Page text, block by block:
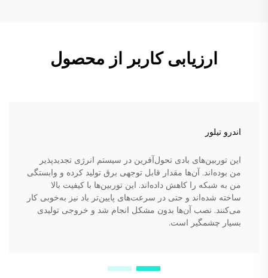
ارزیابی کاربر از محصول
اندرو تیلور
این توربین‌های بادی تحول‌آفرین در سیستم انرژی تجدیدپذیر
من بوده‌اند. آن‌ها مقدار قابل توجهی برق تولید کرده و وابستگی
من به شبکه را کاهش داده‌اند. این توربین‌ها با کیفیت بالا
ساخته شده‌اند و حتی در سرعت‌های پایین‌تر باد نیز به‌خوبی کار
می‌کنند. نصب آن‌ها بدون مشکل انجام شد و خروجی تولیدی
بسیار چشمگیر است.